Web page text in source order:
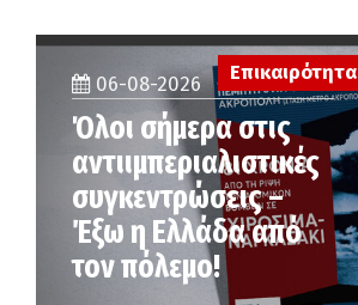
06-08-2026
Όλοι σήμερα στις
αντιιμπεριαλιστικές
συγκεντρώσεις –
Έξω η Ελλάδα από
τον πόλεμο!
Επικαιρότητα